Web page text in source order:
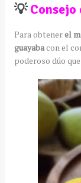
💡Consejo
Para obtenerel
guayabacon el
poderoso dúo